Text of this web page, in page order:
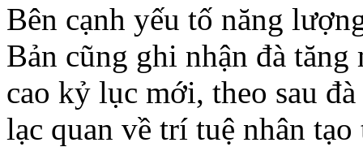
Bên cạnh yếu tố năng
Bản cũng ghi nhận đà
cao kỷ lục mới, theo sau
lạc quan về trí tuệ nhân